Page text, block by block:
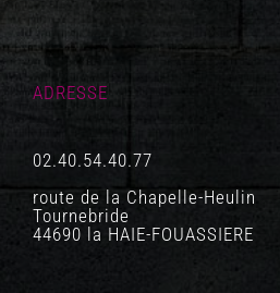
ADRESSE
02.40.54.40.77
route de la Chapelle-Heulin
Tournebride
44690 la HAIE-FOUASSIERE